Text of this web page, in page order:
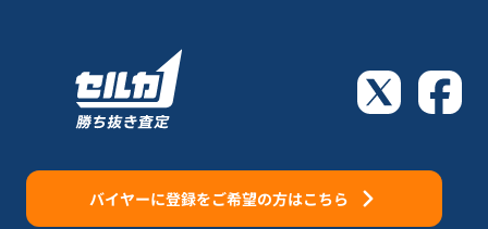
バイヤーに登録をご希望の方はこちら